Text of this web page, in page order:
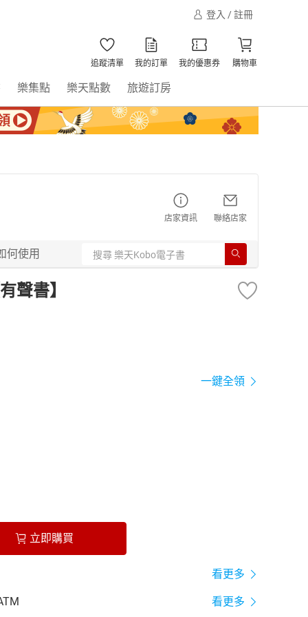
登入 / 註冊
追蹤清單 我的訂單 我的優惠券 購物車
樂集點 樂天點數 旅遊訂房
店家資訊 聯絡店家
何使用
聲書】
一鍵全領
立即購買
看更多
看更多